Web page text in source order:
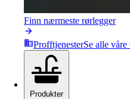
Finn nærmeste rørlegger
ProfftjenesterSe alle
Produkter